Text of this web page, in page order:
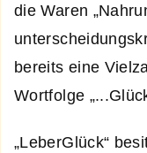
die Waren
bereits eine
Wortfolge
„LeberGlück“